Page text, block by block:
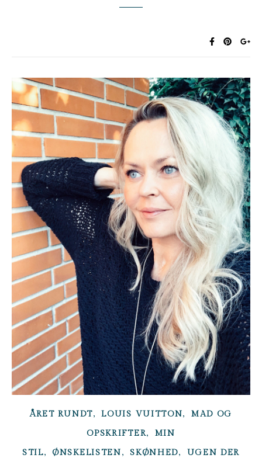
ÅRET RUNDT,LOUIS VUITTON, MAD OG
OPSKRIFTER, MIN
STIL,ØNSKELISTEN,SKØNHED, UGEN DER